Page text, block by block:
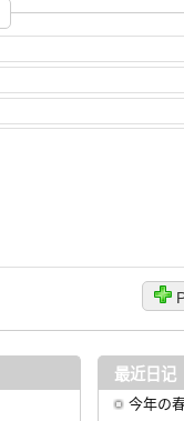
最近日记
今年の